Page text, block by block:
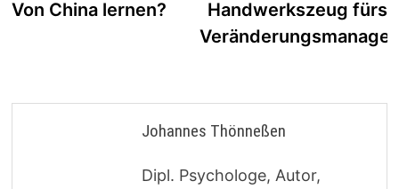
Beitrag:
Von China lernen?
Handwerkszeug fürs
Johannes Thönneßen
Dipl. Psychologe, Autor,